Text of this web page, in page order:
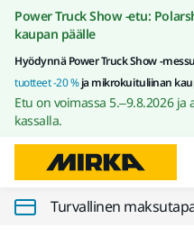
Power Truck Show -etu:
kaupan päälle
Hyödynnä Power Truck Show -
tuotteet -20 %ja mikrokuituliinan
Etu on voimassa 5.–9.8.2026
kassalla.
Turvallinen